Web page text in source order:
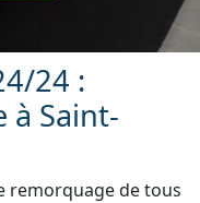
24 :
à Saint-
remorquage de tous